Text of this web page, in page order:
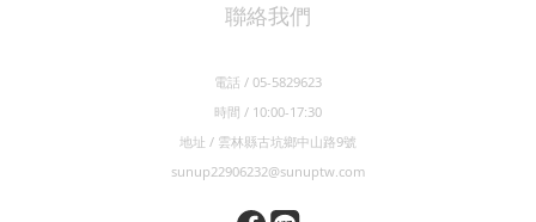
聯絡我們
電話 / 05-5829623
時間 / 10:00-17:30
地址 / 雲林縣古坑鄉中山路9號
sunup22906232@sunuptw.com